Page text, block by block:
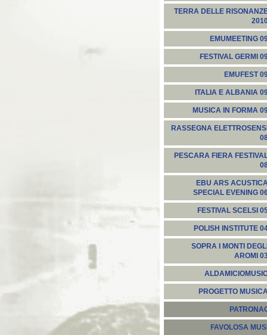
TERRA DELLE
EMUMEETING
FESTIVAL GERMI
EMUFEST
ITALIA E ALBANIA
MUSICA IN FORMA
RASSEGNA ELETTROSENSI
PESCARA FIERA
EBU ARS ACUSTICA
SPECIAL EVENING
FESTIVAL SCELSI
POLISH INSTITUTE
SOPRA I MONTI DEGLI
AROMI
ALDAMICIOMUSIC
PROGETTO MUSICA
FAVOLOSA